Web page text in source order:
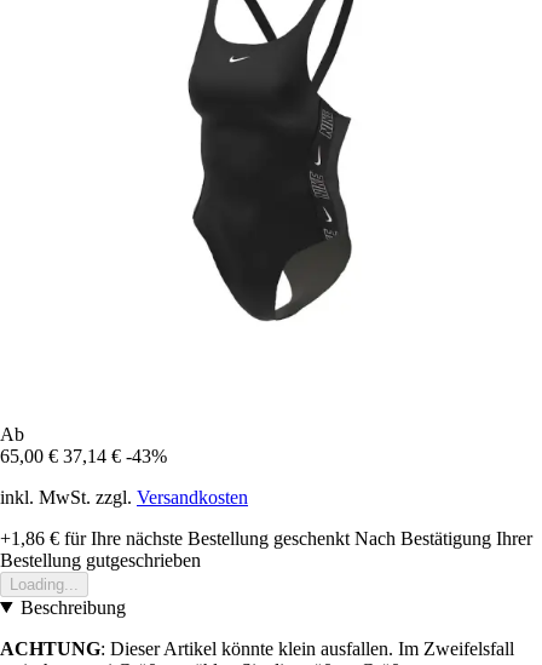
Ab
65,00 € 37,14 € -43%
inkl. MwSt. zzgl. Versandkosten
+1,86 € für Ihre nächste Bestellung geschenkt Nach Bestätigung Ihrer
Bestellung gutgeschrieben
Loading...
Beschreibung
ACHTUNG: Dieser Artikel könnte klein ausfallen. Im Zweifelsfall